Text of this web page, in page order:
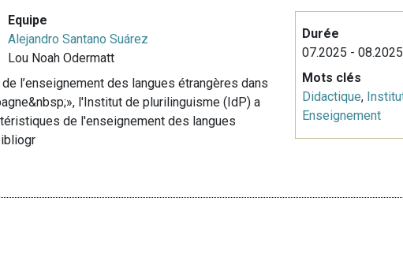
Equipe
Alejandro Santano Suárez
Lou Noah Odermatt
l’enseignement des langues étrangères dans
l'Institut de plurilinguisme (IdP) a
de l'enseignement des langues
Durée
07.2025 - 08.2025
Mots clés
Didactique,
Enseignement